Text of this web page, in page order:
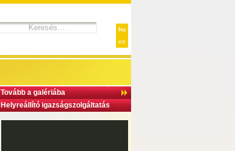
hu
en
Tovább a galériába
Helyreállító igazságszolgáltatás